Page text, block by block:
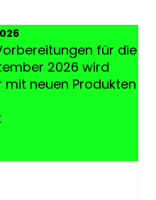
für die
2026 wird
neuen Produkten